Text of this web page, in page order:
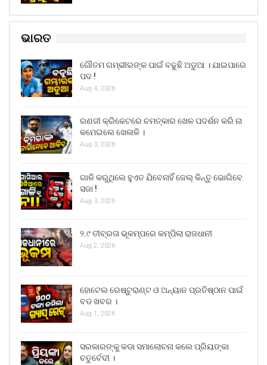
ଭାରତ
ଗୌତମ ଗମ୍ଭୀରଙ୍କ ପାଇଁ ବଢୁଛି ଅଡୁଆ । ଯାଇପାରେ
ପଦ !
Aug 4, 2026
ରଣଜୀ କ୍ରିକେଟରେ ଚମତ୍କାର ଖେଳ ପଦର୍ଶନ କରି ନା
କମେଇଲେ ଖେଳାଳି ।
Aug 3, 2026
ଗାଳି କରୁଥିଲେ ହୁଏତ ଯିବେନାହିଁ ଜେଲ୍ କିନ୍ତୁ ଭୋଗିବେ
ସଜା !
Aug 3, 2026
୨.୯ ତୀବ୍ରତା ଭୂକମ୍ପରେ କମ୍ପିଲା ରାଜଧାନୀ
Aug 2, 2026
ହୋଟେଲ ରେଷ୍ଟୁରାଣ୍ଟ ଓ ଅନ୍ୟାନ ପ୍ରତିଷ୍ଠାନ ପାଇଁ
ବଡ ଖବର ।
Aug 1, 2026
ସରକାରଙ୍କୁ କଡା ସମାଲୋଚନା କଲେ ପ୍ରିୟଙ୍କା
ଚତୁର୍ବେଦୀ ।